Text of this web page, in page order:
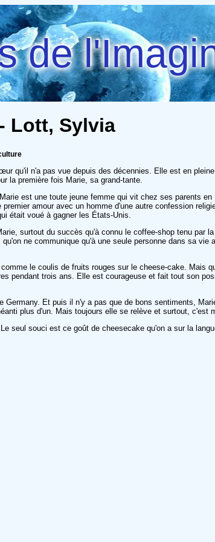
de
Lott, Sylvia
qu'il n'a pas vue depuis des décennies. Elle est en
la première fois Marie, sa grand-tante.
est une toute jeune femme qui vit chez ses parents
amour avec un homme d'une autre confession
était voué à gagner les États-Unis.
surtout du succès qu'à connu le coffee-shop tenu
ne communique qu'à une seule personne dans sa
le coulis de fruits rouges sur le cheese-cake.
pendant trois ans. Elle est courageuse et fait tout son
Et puis il n'y a pas que de bons sentiments,
plus d'un. Mais toujours elle se relève et surtout,
seul souci est ce goût de cheesecake qu'on a sur la